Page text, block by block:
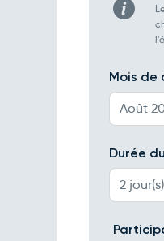
Mois de
Août
Durée
2